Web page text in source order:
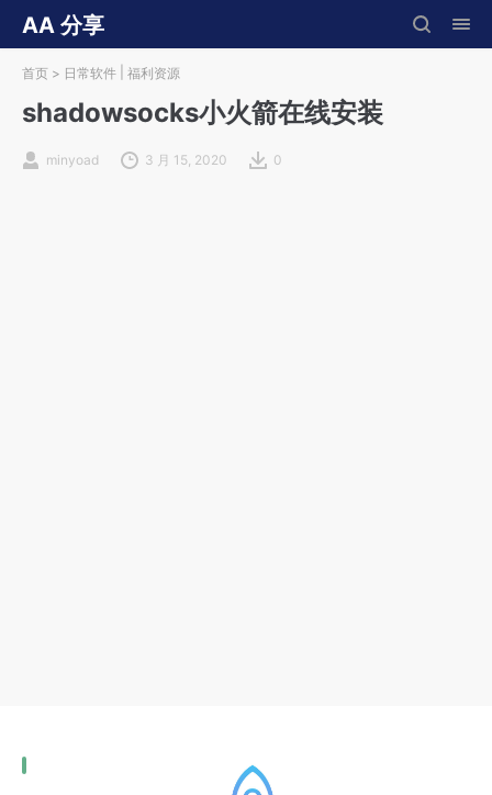
AA 分享
首页 > 日常软件 福利资源
shadowsocks小火箭在线安装
minyoad 3 月 15, 2020 0